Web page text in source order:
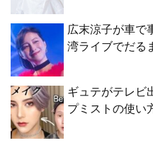
広末涼子が車で
湾ライブでだる
ギュテがテレビ
プミストの使い